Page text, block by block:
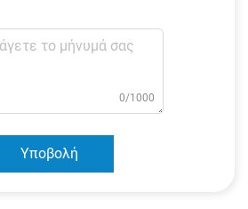
0/1000
Υποβολή